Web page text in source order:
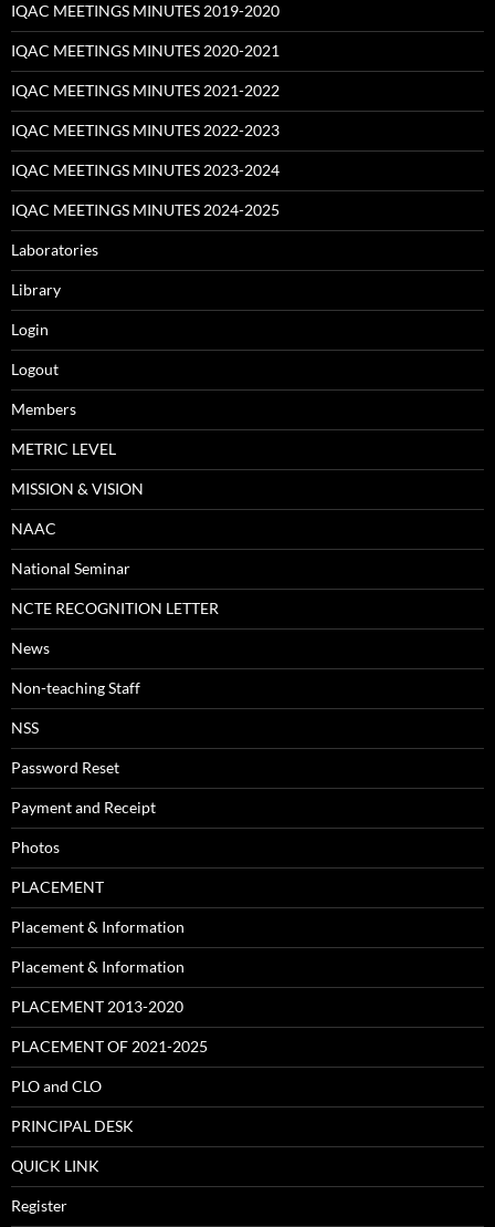
IQAC MEETINGS MINUTES 2019-2020
IQAC MEETINGS MINUTES 2020-2021
IQAC MEETINGS MINUTES 2021-2022
IQAC MEETINGS MINUTES 2022-2023
IQAC MEETINGS MINUTES 2023-2024
IQAC MEETINGS MINUTES 2024-2025
Laboratories
Library
Login
Logout
Members
METRIC LEVEL
MISSION & VISION
NAAC
National Seminar
NCTE RECOGNITION LETTER
News
Non-teaching Staff
NSS
Password Reset
Payment and Receipt
Photos
PLACEMENT
Placement & Information
Placement & Information
PLACEMENT 2013-2020
PLACEMENT OF 2021-2025
PLO and CLO
PRINCIPAL DESK
QUICK LINK
Register